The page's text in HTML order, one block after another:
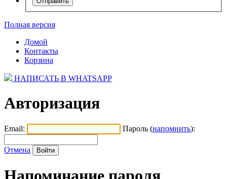
Полная версия
Домой
Контакты
Корзина
НАПИСАТЬ В WHATSAPP
Авторизация
Email: Пароль (напомнить):
Отмена